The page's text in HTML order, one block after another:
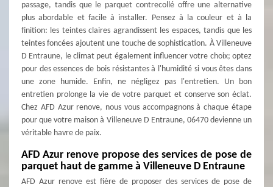
passage, tandis que le parquet contrecollé offre une alternative
plus abordable et facile à installer. Pensez à la couleur et à la
finition: les teintes claires agrandissent les espaces, tandis que les
teintes foncées ajoutent une touche de sophistication. À Villeneuve
D Entraune, le climat peut également influencer votre choix; optez
pour des essences de bois résistantes à l'humidité si vous êtes dans
une zone humide. Enfin, ne négligez pas l'entretien. Un bon
entretien prolonge la vie de votre parquet et conserve son éclat.
Chez AFD Azur renove, nous vous accompagnons à chaque étape
pour que votre maison à Villeneuve D Entraune, 06470 devienne un
véritable havre de paix.
AFD Azur renove propose des services de pose de
parquet haut de gamme à Villeneuve D Entraune
AFD Azur renove est fière de proposer des services de pose de